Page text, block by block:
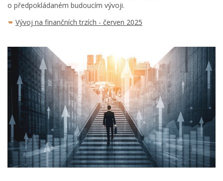
o předpokládaném budoucím vývoji.
Vývoj na finančních trzích - červen 2025